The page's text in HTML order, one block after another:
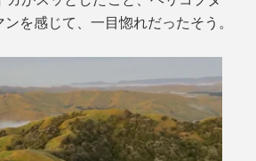
ど飴）」
またはMGO値が263以上のマヌカハ
マヌカハニー」と呼ばれ、ニュージ
としても使われています。その基準
、ビタミン類やアミノ酸類、ミネラ
含むので、毎日の栄養補給、健康維
を感じて、一目惚れだったそう。